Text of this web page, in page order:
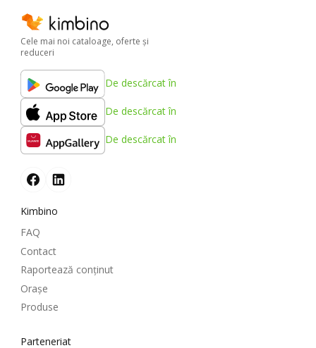
Cele mai noi cataloage, oferte şi
reduceri
De descărcat în
De descărcat în
De descărcat în
Kimbino
FAQ
Contact
Raportează conținut
Oraşe
Produse
Parteneriat